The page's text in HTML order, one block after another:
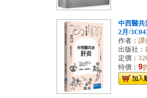
中西醫共
2月/
作者： 譚
出版社：
定價：
特價： 9